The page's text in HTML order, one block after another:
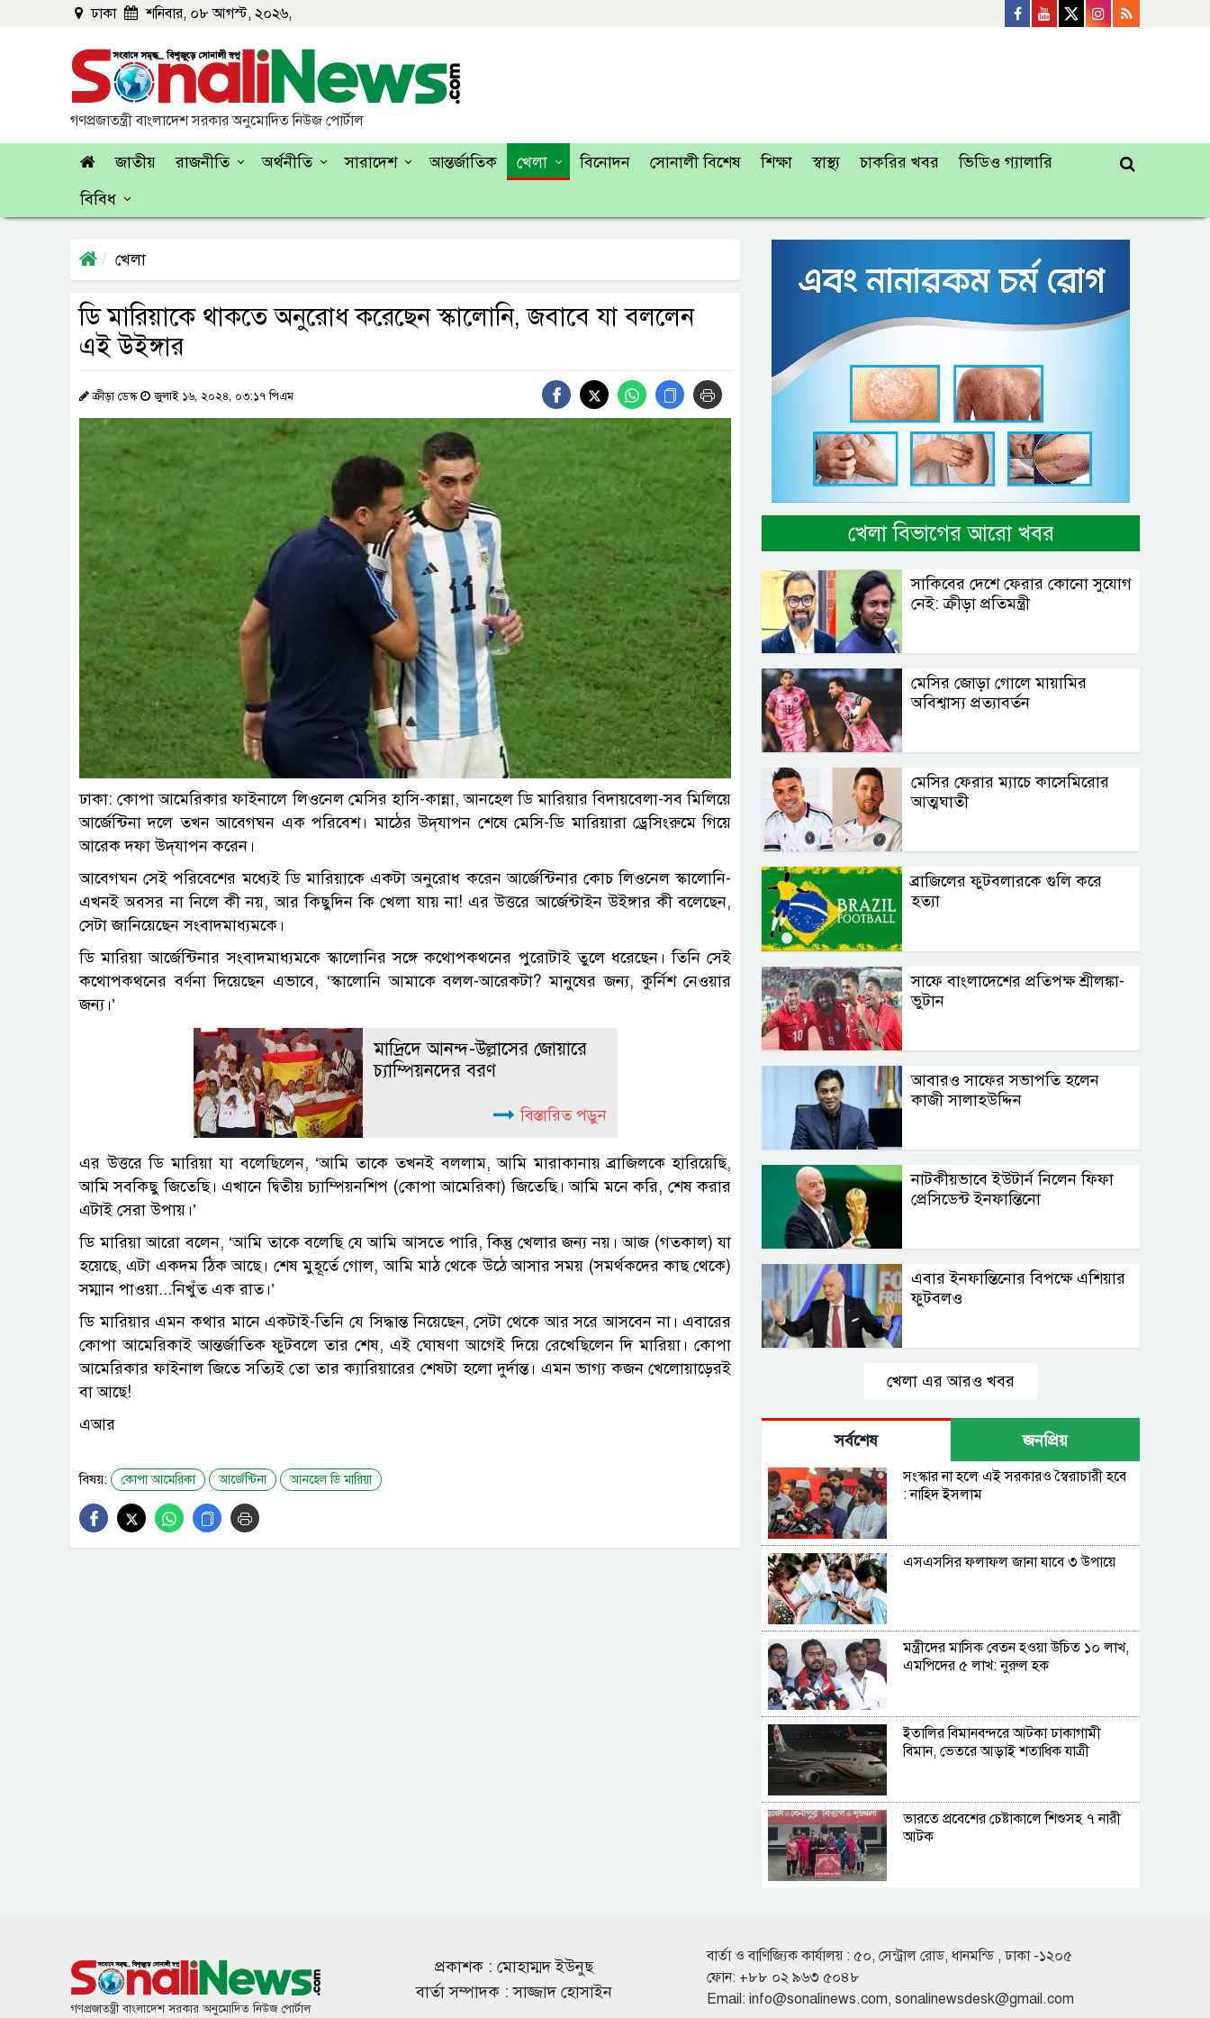
ঢাকা শনিবার, ০৮ আগস্ট, ২০২৬,
গণপ্রজাতন্ত্রী বাংলাদেশ সরকার অনুমোদিত নিউজ পোর্টাল
জাতীয় রাজনীতি অর্থনীতি সারাদেশ আন্তর্জাতিক খেলা বিনোদন সোনালী বিশেষ শিক্ষা স্বাস্থ্য চাকরির খবর
ভিডিও গ্যালারি
বিবিধ
খেলা
ডি মারিয়াকে থাকতে অনুরোধ করেছেন স্কালোনি, জবাবে যা বললেন
এই উইঙ্গার
ক্রীড়া ডেস্ক জুলাই ১৬, ২০২৪, ০৩:১৭ পিএম
ঢাকা: কোপা আমেরিকার ফাইনালে লিওনেল মেসির হাসি-কান্না, আনহেল ডি মারিয়ার বিদায়বেলা-সব মিলিয়ে
আর্জেন্টিনা দলে তখন আবেগঘন এক পরিবেশ। মাঠের উদ্‌যাপন শেষে মেসি-ডি মারিয়ারা ড্রেসিংরুমে গিয়ে
আরেক দফা উদ্‌যাপন করেন।
আবেগঘন সেই পরিবেশের মধ্যেই ডি মারিয়াকে একটা অনুরোধ করেন আর্জেন্টিনার কোচ লিওনেল স্কালোনি-
এখনই অবসর না নিলে কী নয়, আর কিছুদিন কি খেলা যায় না! এর উত্তরে আর্জেন্টাইন উইঙ্গার কী বলেছেন,
সেটা জানিয়েছেন সংবাদমাধ্যমকে।
ডি মারিয়া আর্জেন্টিনার সংবাদমাধ্যমকে স্কালোনির সঙ্গে কথোপকথনের পুরোটাই তুলে ধরেছেন। তিনি সেই
কথোপকথনের বর্ণনা দিয়েছেন এভাবে, ‘স্কালোনি আমাকে বলল-আরেকটা? মানুষের জন্য, কুর্নিশ নেওয়ার
জন্য।’
মাদ্রিদে আনন্দ-উল্লাসের জোয়ারে
চ্যাম্পিয়নদের বরণ
বিস্তারিত পড়ুন
এর উত্তরে ডি মারিয়া যা বলেছিলেন, ‘আমি তাকে তখনই বললাম, আমি মারাকানায় ব্রাজিলকে হারিয়েছি,
আমি সবকিছু জিতেছি। এখানে দ্বিতীয় চ্যাম্পিয়নশিপ (কোপা আমেরিকা) জিতেছি। আমি মনে করি, শেষ করার
এটাই সেরা উপায়।’
ডি মারিয়া আরো বলেন, ‘আমি তাকে বলেছি যে আমি আসতে পারি, কিন্তু খেলার জন্য নয়। আজ (গতকাল) যা
হয়েছে, এটা একদম ঠিক আছে। শেষ মুহূর্তে গোল, আমি মাঠ থেকে উঠে আসার সময় (সমর্থকদের কাছ থেকে)
সম্মান পাওয়া...নিখুঁত এক রাত।’
ডি মারিয়ার এমন কথার মানে একটাই-তিনি যে সিদ্ধান্ত নিয়েছেন, সেটা থেকে আর সরে আসবেন না। এবারের
কোপা আমেরিকাই আন্তর্জাতিক ফুটবলে তার শেষ, এই ঘোষণা আগেই দিয়ে রেখেছিলেন দি মারিয়া। কোপা
আমেরিকার ফাইনাল জিতে সত্যিই তো তার ক্যারিয়ারের শেষটা হলো দুর্দান্ত। এমন ভাগ্য কজন খেলোয়াড়েরই
বা আছে!
এআর
বিষয়: কোপা আমেরিকা আর্জেন্টিনা আনহেল ডি মারিয়া
খেলা বিভাগের আরো খবর
সাকিবের দেশে ফেরার কোনো সুযোগ
নেই: ক্রীড়া প্রতিমন্ত্রী
মেসির জোড়া গোলে মায়ামির
অবিশ্বাস্য প্রত্যাবর্তন
মেসির ফেরার ম্যাচে কাসেমিরোর
আত্মঘাতী
ব্রাজিলের ফুটবলারকে গুলি করে
হত্যা
সাফে বাংলাদেশের প্রতিপক্ষ শ্রীলঙ্কা-
ভুটান
আবারও সাফের সভাপতি হলেন
কাজী সালাহউদ্দিন
নাটকীয়ভাবে ইউটার্ন নিলেন ফিফা
প্রেসিডেন্ট ইনফান্তিনো
এবার ইনফান্তিনোর বিপক্ষে এশিয়ার
ফুটবলও
খেলা এর আরও খবর
সর্বশেষ জনপ্রিয়
সংস্কার না হলে এই সরকারও স্বৈরাচারী হবে
: নাহিদ ইসলাম
এসএসসির ফলাফল জানা যাবে ৩ উপায়ে
মন্ত্রীদের মাসিক বেতন হওয়া উচিত ১০ লাখ,
এমপিদের ৫ লাখ: নুরুল হক
ইতালির বিমানবন্দরে আটকা ঢাকাগামী
বিমান, ভেতরে আড়াই শতাধিক যাত্রী
ভারতে প্রবেশের চেষ্টাকালে শিশুসহ ৭ নারী
আটক
সাকিবের দেশে ফেরার কোনো সুযোগ নেই:
ক্রীড়া প্রতিমন্ত্রী
গণপ্রজাতন্ত্রী বাংলাদেশ সরকার অনুমোদিত নিউজ পোর্টাল
প্রকাশক : মোহাম্মদ ইউনুছ
বার্তা সম্পাদক : সাজ্জাদ হোসাইন
বার্তা ও বাণিজ্যিক কার্যালয় : ৫০, সেন্ট্রাল রোড, ধানমন্ডি , ঢাকা -১২০৫
ফোন: +৮৮ ০২ ৯৬৩ ৫০৪৮
Email: info@sonalinews.com, sonalinewsdesk@gmail.com